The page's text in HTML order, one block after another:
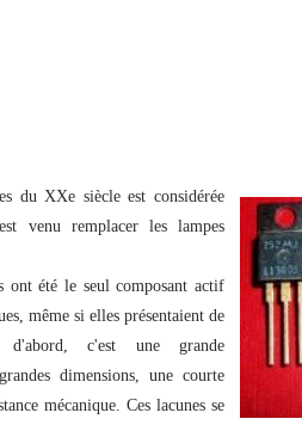
du XXe siècle est considérée
venu remplacer les lampes
ont été le seul composant actif
même si elles présentaient de
d'abord, c'est une grande
dimensions, une courte
mécanique. Ces lacunes se